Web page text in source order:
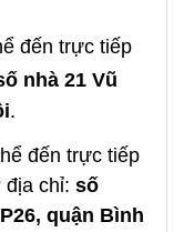
đến trực tiếp
nhà 21 Vũ
.
đến trực tiếp
địa chỉ: số
quận Bình